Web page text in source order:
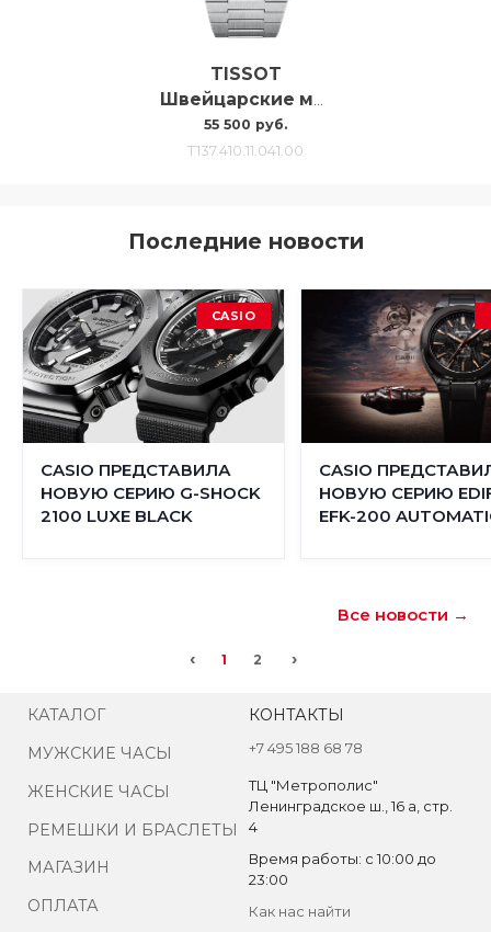
TISSOT
Швейцарские мужские часы Tissot Prx T1374101104100
55 500 руб.
T137.410.11.041.00
Последние новости
CASIO
CASIO ПРЕДСТАВИЛА
НОВУЮ СЕРИЮ G-SHOCK
2100 LUXE BLACK
CASIO
НОВУЮ СЕРИЮ
EFK-200
Все новости →
‹ 1 2 ›
КАТАЛОГ
МУЖСКИЕ ЧАСЫ
ЖЕНСКИЕ ЧАСЫ
РЕМЕШКИ И БРАСЛЕТЫ
МАГАЗИН
ОПЛАТА
КОНТАКТЫ
+7 495 188 68 78
ТЦ "Метрополис"
Ленинградское ш., 16 а, стр.
4
Время работы: с 10:00 до
23:00
Как нас найти